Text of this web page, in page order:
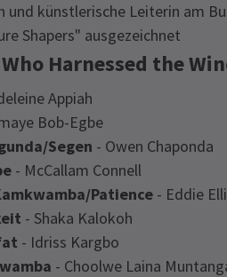
und künstlerische Leiterin am
Shapers" ausgezeichnet
Harnessed the
Appiah
Bob-Egbe
Segen - Owen Chaponda
- McCallam Connell
Patience - Eddie
- Shaka Kalokoh
- Idriss Kargbo
- Choolwe Laina